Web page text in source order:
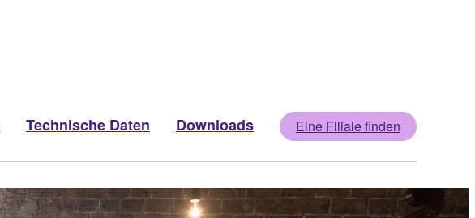
Technische Daten Downloads Eine Filiale finden